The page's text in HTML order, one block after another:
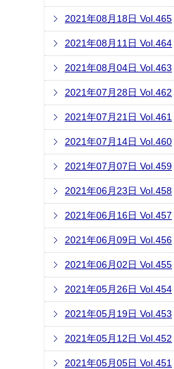
2021年08月18日 Vol.465
2021年08月11日 Vol.464
2021年08月04日 Vol.463
2021年07月28日 Vol.462
2021年07月21日 Vol.461
2021年07月14日 Vol.460
2021年07月07日 Vol.459
2021年06月23日 Vol.458
2021年06月16日 Vol.457
2021年06月09日 Vol.456
2021年06月02日 Vol.455
2021年05月26日 Vol.454
2021年05月19日 Vol.453
2021年05月12日 Vol.452
2021年05月05日 Vol.451